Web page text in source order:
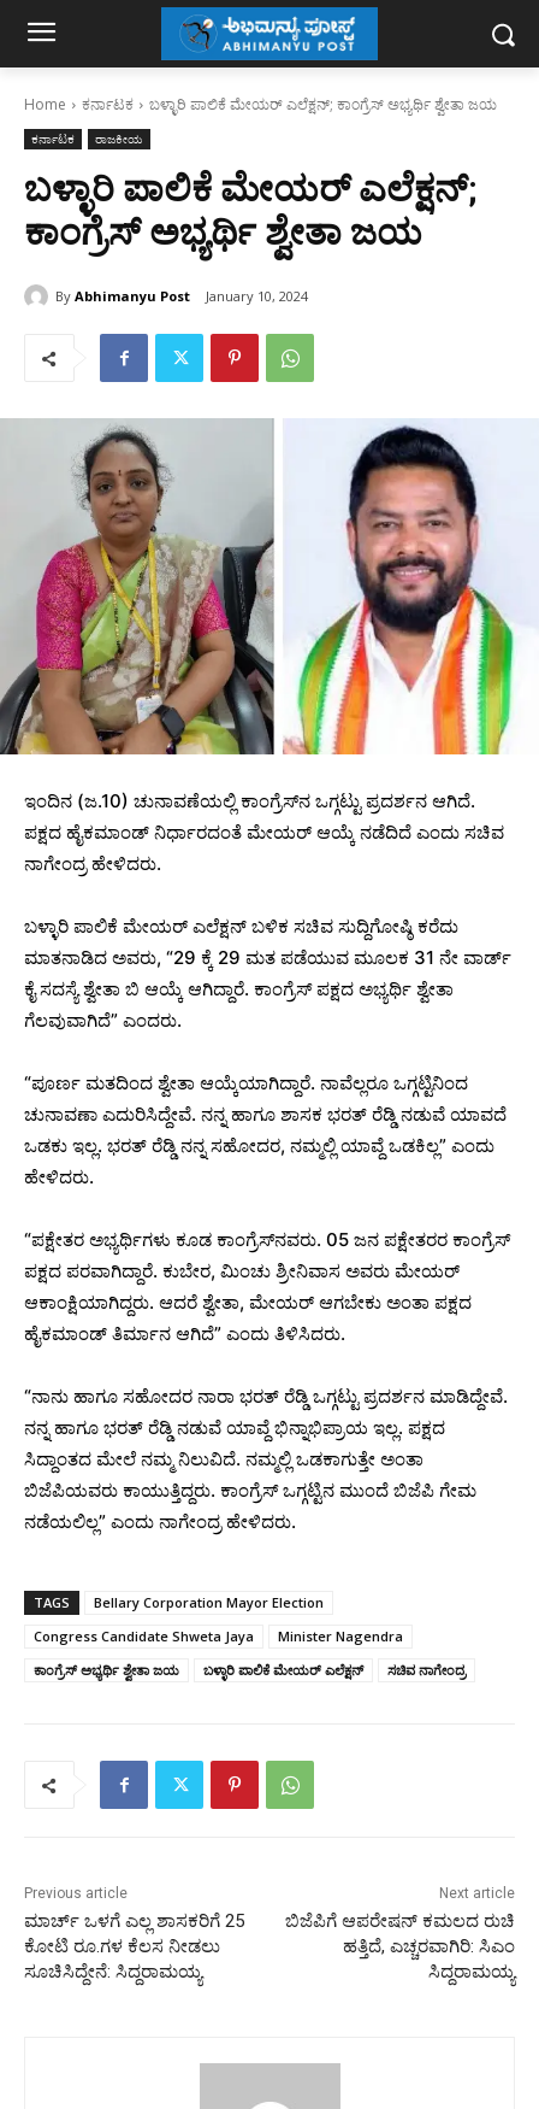
Home ಕರ್ನಾಟಕ ಬಳ್ಳಾರಿ ಪಾಲಿಕೆ ಮೇಯರ್ ಎಲೆಕ್ಷನ್; ಕಾಂಗ್ರೆಸ್ ಅಭ್ಯರ್ಥಿ ಶ್ವೇತಾ ಜಯ
ಕರ್ನಾಟಕ ರಾಜಕೀಯ
ಬಳ್ಳಾರಿ ಪಾಲಿಕೆ ಮೇಯರ್ ಎಲೆಕ್ಷನ್;
ಕಾಂಗ್ರೆಸ್ ಅಭ್ಯರ್ಥಿ ಶ್ವೇತಾ ಜಯ
By Abhimanyu Post January 10, 2024
ಇಂದಿನ (ಜ.10) ಚುನಾವಣೆಯಲ್ಲಿ ಕಾಂಗ್ರೆಸ್‌ನ ಒಗ್ಗಟ್ಟು ಪ್ರದರ್ಶನ ಆಗಿದೆ.
ಪಕ್ಷದ ಹೈಕಮಾಂಡ್ ನಿರ್ಧಾರದಂತೆ ಮೇಯರ್ ಆಯ್ಕೆ ನಡೆದಿದೆ ಎಂದು ಸಚಿವ
ನಾಗೇಂದ್ರ ಹೇಳಿದರು.
ಬಳ್ಳಾರಿ ಪಾಲಿಕೆ ಮೇಯರ್ ಎಲೆಕ್ಷನ್ ಬಳಿಕ ಸಚಿವ ಸುದ್ದಿಗೋಷ್ಠಿ ಕರೆದು
ಮಾತನಾಡಿದ ಅವರು, “29 ಕ್ಕೆ 29 ಮತ ಪಡೆಯುವ ಮೂಲಕ 31 ನೇ ವಾರ್ಡ್‌
ಕೈ ಸದಸ್ಯೆ ಶ್ವೇತಾ ಬಿ ಆಯ್ಕೆ ಆಗಿದ್ದಾರೆ. ಕಾಂಗ್ರೆಸ್ ಪಕ್ಷದ ಅಭ್ಯರ್ಥಿ ಶ್ವೇತಾ
ಗೆಲವುವಾಗಿದೆ” ಎಂದರು.
“ಪೂರ್ಣ ಮತದಿಂದ ಶ್ವೇತಾ ಆಯ್ಕೆಯಾಗಿದ್ದಾರೆ. ನಾವೆಲ್ಲರೂ ಒಗ್ಗಟ್ಟಿನಿಂದ
ಚುನಾವಣಾ ಎದುರಿಸಿದ್ದೇವೆ. ನನ್ನ ಹಾಗೂ ಶಾಸಕ ಭರತ್ ರೆಡ್ಡಿ ನಡುವೆ ಯಾವದೆ
ಒಡಕು ಇಲ್ಲ. ಭರತ್ ರೆಡ್ಡಿ ನನ್ನ ಸಹೋದರ, ನಮ್ಮಲ್ಲಿ ಯಾವ್ದೆ ಒಡಕಿಲ್ಲ” ಎಂದು
ಹೇಳಿದರು.
“ಪಕ್ಷೇತರ ಅಭ್ಯರ್ಥಿಗಳು ಕೂಡ ಕಾಂಗ್ರೆಸ್‌ನವರು. 05 ಜನ ಪಕ್ಷೇತರರ ಕಾಂಗ್ರೆಸ್
ಪಕ್ಷದ ಪರವಾಗಿದ್ದಾರೆ. ಕುಬೇರ, ಮಿಂಚು ಶ್ರೀನಿವಾಸ ಅವರು ಮೇಯರ್
ಆಕಾಂಕ್ಷಿಯಾಗಿದ್ದರು. ಆದರೆ ಶ್ವೇತಾ, ಮೇಯರ್ ಆಗಬೇಕು ಅಂತಾ ಪಕ್ಷದ
ಹೈಕಮಾಂಡ್ ತಿರ್ಮಾನ ಆಗಿದೆ” ಎಂದು ತಿಳಿಸಿದರು.
“ನಾನು ಹಾಗೂ ಸಹೋದರ ನಾರಾ ಭರತ್ ರೆಡ್ಡಿ ಒಗ್ಗಟ್ಟು ಪ್ರದರ್ಶನ ಮಾಡಿದ್ದೇವೆ.
ನನ್ನ ಹಾಗೂ ಭರತ್ ರೆಡ್ಡಿ ನಡುವೆ ಯಾವ್ದೆ ಭಿನ್ನಾಭಿಪ್ರಾಯ ಇಲ್ಲ. ಪಕ್ಷದ
ಸಿದ್ದಾಂತದ ಮೇಲೆ ನಮ್ಮ ನಿಲುವಿದೆ. ನಮ್ಮಲ್ಲಿ ಒಡಕಾಗುತ್ತೇ ಅಂತಾ
ಬಿಜೆಪಿಯವರು ಕಾಯುತ್ತಿದ್ದರು. ಕಾಂಗ್ರೆಸ್‌ ಒಗ್ಗಟ್ಟಿನ ಮುಂದೆ ಬಿಜೆಪಿ ಗೇಮ
ನಡೆಯಲಿಲ್ಲ” ಎಂದು ನಾಗೇಂದ್ರ ಹೇಳಿದರು.
TAGS
Bellary Corporation Mayor Election
Congress Candidate Shweta Jaya
Minister Nagendra
ಕಾಂಗ್ರೆಸ್ ಅಭ್ಯರ್ಥಿ ಶ್ವೇತಾ ಜಯ
ಬಳ್ಳಾರಿ ಪಾಲಿಕೆ ಮೇಯರ್ ಎಲೆಕ್ಷನ್ ಸಚಿವ ನಾಗೇಂದ್ರ
Previous article
ಮಾರ್ಚ್ ಒಳಗೆ ಎಲ್ಲ ಶಾಸಕರಿಗೆ 25
ಕೋಟಿ ರೂ.ಗಳ ಕೆಲಸ ನೀಡಲು
ಸೂಚಿಸಿದ್ದೇನೆ: ಸಿದ್ದರಾಮಯ್ಯ
Next article
ಬಿಜೆಪಿಗೆ ಆಪರೇಷನ್ ಕಮಲದ ರುಚಿ
ಹತ್ತಿದೆ, ಎಚ್ಚರವಾಗಿರಿ: ಸಿಎಂ
ಸಿದ್ದರಾಮಯ್ಯ